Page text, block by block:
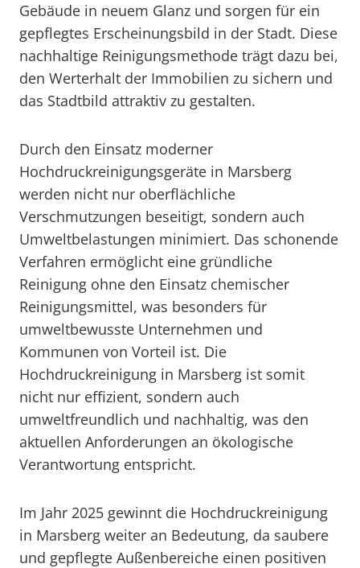
Gebäude in neuem Glanz und sorgen für ein
gepflegtes Erscheinungsbild in der Stadt. Diese
nachhaltige Reinigungsmethode trägt dazu bei,
den Werterhalt der Immobilien zu sichern und
das Stadtbild attraktiv zu gestalten.
Durch den Einsatz moderner
Hochdruckreinigungsgeräte in Marsberg
werden nicht nur oberflächliche
Verschmutzungen beseitigt, sondern auch
Umweltbelastungen minimiert. Das schonende
Verfahren ermöglicht eine gründliche
Reinigung ohne den Einsatz chemischer
Reinigungsmittel, was besonders für
umweltbewusste Unternehmen und
Kommunen von Vorteil ist. Die
Hochdruckreinigung in Marsberg ist somit
nicht nur effizient, sondern auch
umweltfreundlich und nachhaltig, was den
aktuellen Anforderungen an ökologische
Verantwortung entspricht.
Im Jahr 2025 gewinnt die Hochdruckreinigung
in Marsberg weiter an Bedeutung, da saubere
und gepflegte Außenbereiche einen positiven